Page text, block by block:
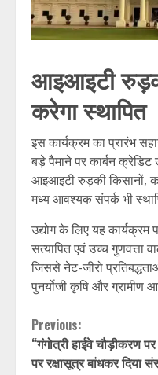
आइआइटी
करेगा स्थापित
इस कार्यक्रम का प्रारंभ
बड़े पैमाने पर कार्बन क्रेडिट
आइआइटी रुड़की किसानों,
मध्य आवश्यक संपर्क भी
उद्योग के लिए यह कार्यक्रम
सत्यापित एवं उच्च गुणवत्ता
जिससे नेट-जीरो
पुनर्योजी कृषि और ग्रामीण
Continue
Reading
Previous:
“गंगोत्री हाईवे चौड़ीकरण
पर रक्षासूत्र बांधकर दिया